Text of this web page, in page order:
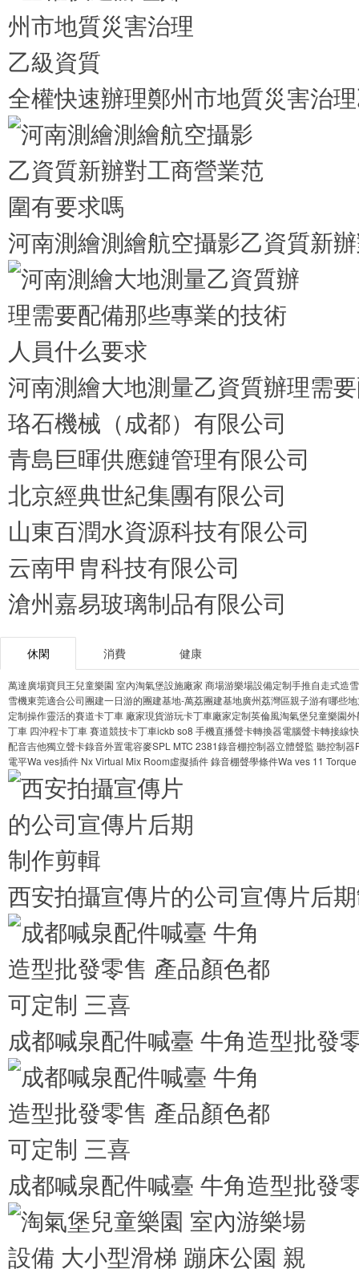
全權快速辦理鄭州市地質災害治
河南測繪測繪航空攝影乙資質新
河南測繪大地測量乙資質辦理需
珞石機械（成都）有限公司
青島巨暉供應鏈管理有限公司
北京經典世紀集團有限公司
山東百潤水資源科技有限公司
云南甲胄科技有限公司
滄州嘉易玻璃制品有限公司
休閑 消費 健康
萬達廣場寶貝王兒童樂園 室內淘氣堡設施廠家 商場游樂場設備定制手推自走式造
雪機東莞適合公司團建一日游的團建基地-萬荔團建基地廣州荔灣區親子游有哪些
定制操作靈活的賽道卡丁車 廠家現貨游玩卡丁車廠家定制英倫風淘氣堡兒童樂園外
丁車 四沖程卡丁車 賽道競技卡丁車ickb so8 手機直播聲卡轉換器電腦聲卡轉接線
配音吉他獨立聲卡錄音外置電容麥SPL MTC 2381錄音棚控制器立體聲監 聽控制器
電平Wa ves插件 Nx Virtual Mix Room虛擬插件 錄音棚聲學條件Wa ves 11
西安拍攝宣傳片的公司宣傳片后
成都喊泉配件喊臺 牛角造型批發
成都喊泉配件喊臺 牛角造型批發